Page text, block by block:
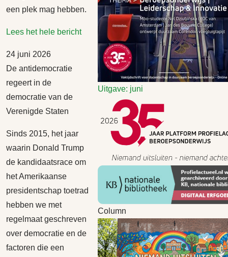
een plek mag hebben.
Lees het hele bericht
24 juni 2026
De antidemocratie
regeert in de
democratie van de
Verenigde Staten
Sinds 2015, het jaar
waarin Donald Trump
de kandidaatsrace om
het Amerikaanse
presidentschap toetrad
hebben we met
regelmaat geschreven
over democratie en de
factoren die een
Uitgave: juni
Column